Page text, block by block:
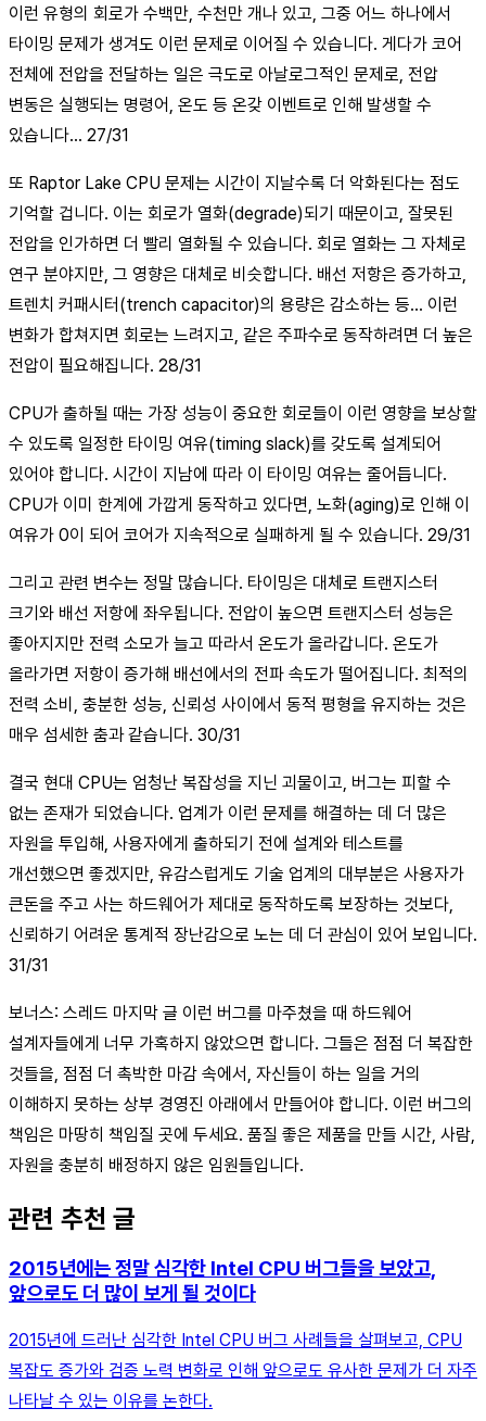
이런 유형의 회로가 수백만, 수천만 개나 있고, 그중 어느 하나에서
타이밍 문제가 생겨도 이런 문제로 이어질 수 있습니다. 게다가 코어
전체에 전압을 전달하는 일은 극도로 아날로그적인 문제로, 전압
변동은 실행되는 명령어, 온도 등 온갖 이벤트로 인해 발생할 수
있습니다… 27/31
또 Raptor Lake CPU 문제는 시간이 지날수록 더 악화된다는 점도
기억할 겁니다. 이는 회로가 열화(degrade)되기 때문이고, 잘못된
전압을 인가하면 더 빨리 열화될 수 있습니다. 회로 열화는 그 자체로
연구 분야지만, 그 영향은 대체로 비슷합니다. 배선 저항은 증가하고,
트렌치 커패시터(trench capacitor)의 용량은 감소하는 등… 이런
변화가 합쳐지면 회로는 느려지고, 같은 주파수로 동작하려면 더 높은
전압이 필요해집니다. 28/31
CPU가 출하될 때는 가장 성능이 중요한 회로들이 이런 영향을 보상할
수 있도록 일정한 타이밍 여유(timing slack)를 갖도록 설계되어
있어야 합니다. 시간이 지남에 따라 이 타이밍 여유는 줄어듭니다.
CPU가 이미 한계에 가깝게 동작하고 있다면, 노화(aging)로 인해 이
여유가 0이 되어 코어가 지속적으로 실패하게 될 수 있습니다. 29/31
그리고 관련 변수는 정말 많습니다. 타이밍은 대체로 트랜지스터
크기와 배선 저항에 좌우됩니다. 전압이 높으면 트랜지스터 성능은
좋아지지만 전력 소모가 늘고 따라서 온도가 올라갑니다. 온도가
올라가면 저항이 증가해 배선에서의 전파 속도가 떨어집니다. 최적의
전력 소비, 충분한 성능, 신뢰성 사이에서 동적 평형을 유지하는 것은
매우 섬세한 춤과 같습니다. 30/31
결국 현대 CPU는 엄청난 복잡성을 지닌 괴물이고, 버그는 피할 수
없는 존재가 되었습니다. 업계가 이런 문제를 해결하는 데 더 많은
자원을 투입해, 사용자에게 출하되기 전에 설계와 테스트를
개선했으면 좋겠지만, 유감스럽게도 기술 업계의 대부분은 사용자가
큰돈을 주고 사는 하드웨어가 제대로 동작하도록 보장하는 것보다,
신뢰하기 어려운 통계적 장난감으로 노는 데 더 관심이 있어 보입니다.
31/31
보너스: 스레드 마지막 글 이런 버그를 마주쳤을 때 하드웨어
설계자들에게 너무 가혹하지 않았으면 합니다. 그들은 점점 더 복잡한
것들을, 점점 더 촉박한 마감 속에서, 자신들이 하는 일을 거의
이해하지 못하는 상부 경영진 아래에서 만들어야 합니다. 이런 버그의
책임은 마땅히 책임질 곳에 두세요. 품질 좋은 제품을 만들 시간, 사람,
자원을 충분히 배정하지 않은 임원들입니다.
관련 추천 글
2015년에는 정말 심각한 Intel CPU 버그들을 보았고,
앞으로도 더 많이 보게 될 것이다
2015년에 드러난 심각한 Intel CPU 버그 사례들을 살펴보고, CPU
복잡도 증가와 검증 노력 변화로 인해 앞으로도 유사한 문제가 더 자주
나타날 수 있는 이유를 논한다.